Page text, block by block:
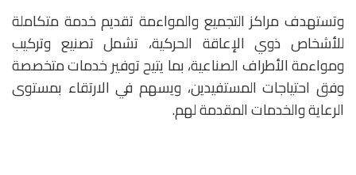
وتستهدف مراكز التجميع والمواءمة تقديم خدمة متكاملة
للأشخاص ذوي الإعاقة الحركية، تشمل تصنيع وتركيب
ومواءمة الأطراف الصناعية، بما يتيح توفير خدمات متخصصة
وفق احتياجات المستفيدين، ويسهم في الارتقاء بمستوى
الرعاية والخدمات المقدمة لهم.